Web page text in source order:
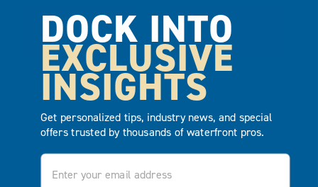
VER
PRODUCTO
AÑADIR AL
PRESUPUESTO
VER
PRODUCTO
PRESUPUESTO
DOCK INTO
EXCLUSIVE
INSIGHTS
Get personalized tips, industry news, and special
offers trusted by thousands of waterfront pros.
Email